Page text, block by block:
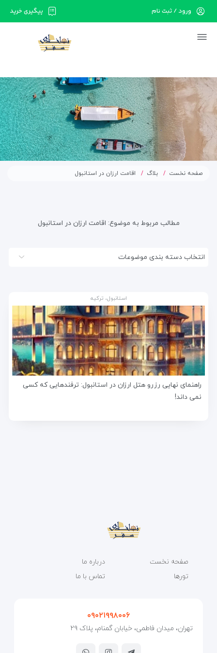
در حال حاضر ارتباط با سرور قطع می باشد لطفا
پیگیری خرید ورود / ثبت نام
صفحه نخست بلاگ اقامت ارزان در استانبول
مطالب مربوط به موضوع: اقامت ارزان در استانبول
انتخاب دسته بندی موضوعات
استانبول، ترکیه
راهنمای نهایی رزرو هتل ارزان در استانبول: ترفندهایی که کسی
نمی داند!
صفحه نخست
تورها
درباره ما
تماس با ما
۰۹۰۲۱۹۹۸۰۰۶
تهران، میدان فاطمی، خیابان گمنام، پلاک ۲۹